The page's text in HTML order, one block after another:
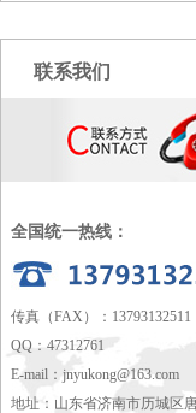
联系我们
全国统一热线：
传真（FAX）：13793132511
QQ：47312761
E-mail： jnyukong@163.com
地址：山东省济南市历城区